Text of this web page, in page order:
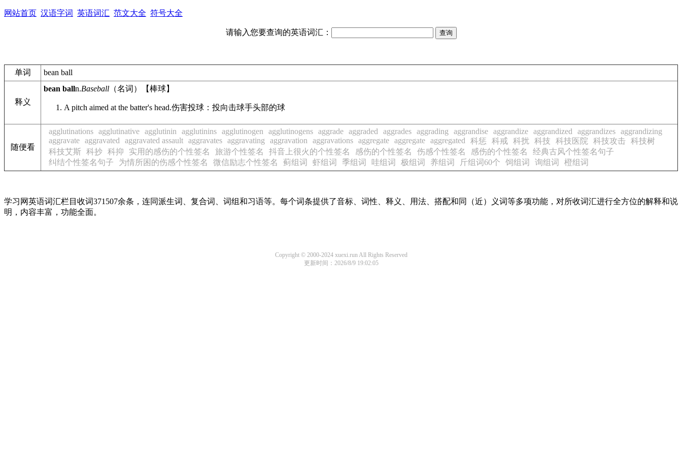
网站首页 汉语字词 英语词汇 范文大全 符号大全
请输入您要查询的英语词汇：
单词 bean ball
释义
bean balln.Baseball （名词）【棒球】
A pitch aimed at the batter's head.伤害投球：投向击球手头部的球
随便看
agglutinations agglutinative agglutinin agglutinins agglutinogen agglutinogens aggrade aggraded aggrades aggrading aggrandise aggrandize aggrandized aggrandizes aggrandizing
aggravate aggravated aggravated assault aggravates aggravating aggravation aggravations aggregate aggregate aggregated 科惩 科戒 科扰 科技 科技医院 科技攻击
科技树
科技艾斯 科抄 科抑 实用的感伤的个性签名 旅游个性签名 抖音上很火的个性签名 感伤的个性签名 伤感个性签名 感伤的个性签名
经典古风个性签名句子
纠结个性签名句子
为情所困的伤感个性签名 微信励志个性签名 蓟组词 虾组词 季组词 哇组词 极组词 养组词 斤组词60个 饲组词 询组词 橙组词
学习网英语词汇栏目收词371507余条，连同派生词、复合词、词组和习语等。每个词条提供了音标、词性、释义、用法、搭配和同（近）义词等多项功能，对所收词汇进行全方位的解释和说
明，内容丰富，功能全面。
Copyright © 2000-2024 xuexi.run All Rights Reserved
更新时间：2026/8/9 19:02:05